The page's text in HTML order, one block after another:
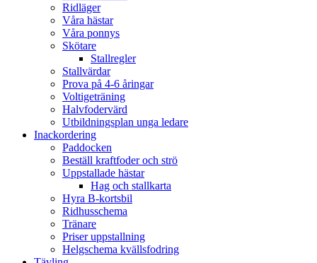
Ridläger
Våra hästar
Våra ponnys
Skötare
Stallregler
Stallvärdar
Prova på 4-6 åringar
Voltigeträning
Halvfodervärd
Utbildningsplan unga ledare
Inackordering
Paddocken
Beställ kraftfoder och strö
Uppstallade hästar
Hag och stallkarta
Hyra B-kortsbil
Ridhusschema
Tränare
Priser uppstallning
Helgschema kvällsfodring